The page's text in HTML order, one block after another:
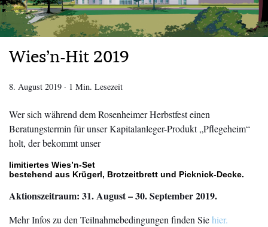
Wies’n-Hit 2019
8. August 2019 · 1 Min. Lesezeit
Wer sich während dem Rosenheimer Herbstfest einen
Beratungstermin für unser Kapitalanleger-Produkt „Pflegeheim“
holt, der bekommt unser
limitiertes Wies’n-Set
bestehend aus Krügerl, Brotzeitbrett und Picknick-Decke.
Aktionszeitraum: 31. August – 30. September 2019.
Mehr Infos zu den Teilnahmebedingungen finden Siehier.